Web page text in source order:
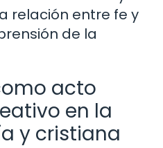
relación entre fe y
de la
acto
en la
y cristiana